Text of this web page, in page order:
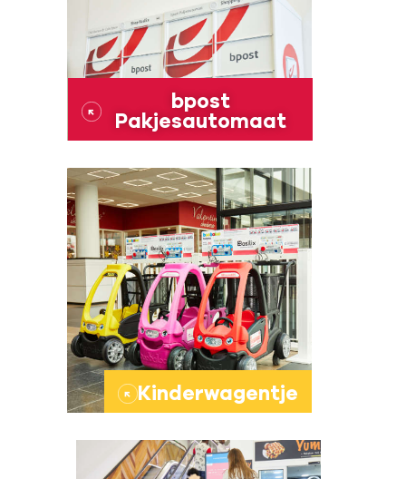
→ bpost
Pakjesautomaat
→ Kinderwagentje